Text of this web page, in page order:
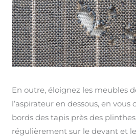
En outre, éloignez les meubles
l’aspirateur en dessous, en
bords des tapis près des
régulièrement sur le devant et